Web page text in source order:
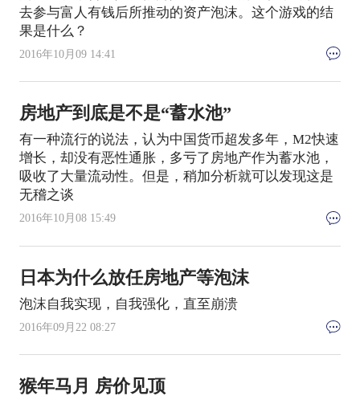
去参与富人有钱后所推动的资产泡沫。这个游戏的结
果是什么？
2016年10月09 14:41
房地产到底是不是“蓄水池”
有一种流行的说法，认为中国货币超发多年，M2快速
增长，却没有恶性通胀，多亏了房地产作为蓄水池，
吸收了大量流动性。但是，稍加分析就可以发现这是
无稽之谈
2016年10月08 15:49
日本为什么放任房地产等泡沫
泡沫自我实现，自我强化，直至崩溃
2016年09月22 08:27
猴年马月 房价见顶